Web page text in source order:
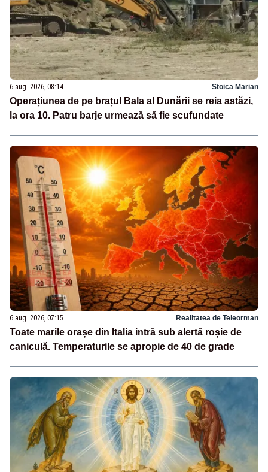
6 aug. 2026, 08:14 Stoica Marian
Operațiunea de pe brațul Bala al Dunării se reia astăzi,
la ora 10. Patru barje urmează să fie scufundate
6 aug. 2026, 07:15 Realitatea de Teleorman
Toate marile orașe din Italia intră sub alertă roșie de
caniculă. Temperaturile se apropie de 40 de grade